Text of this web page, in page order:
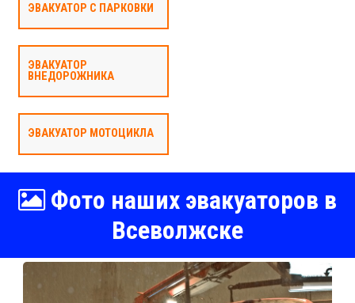
ЭВАКУАТОР С ПАРКОВКИ
ЭВАКУАТОР
ВНЕДОРОЖНИКА
ЭВАКУАТОР МОТОЦИКЛА
Фото наших эвакуаторов в
Всеволжске